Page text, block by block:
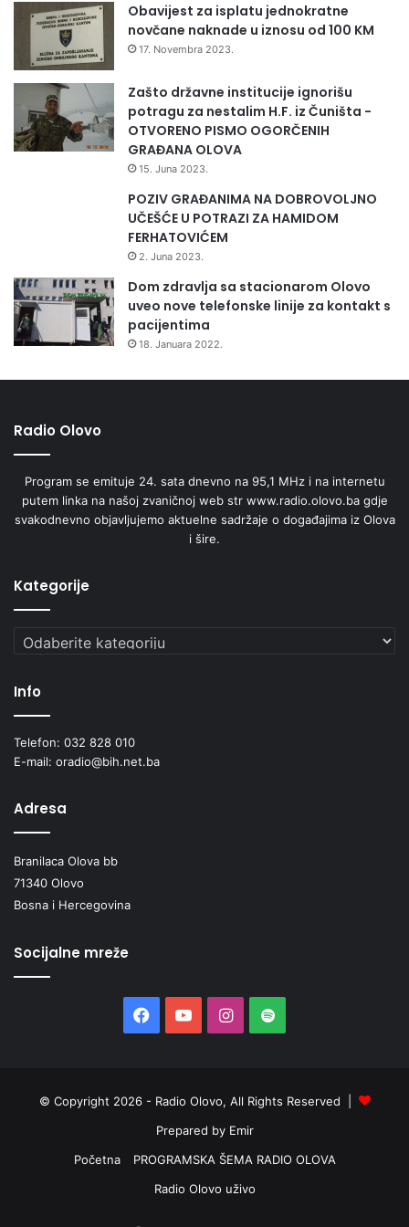
Obavijest za isplatu jednokratne
novčane naknade u iznosu od 100 KM
17. Novembra 2023.
Zašto državne institucije ignorišu
potragu za nestalim H.F. iz Čuništa -
OTVORENO PISMO OGORČENIH
GRAĐANA OLOVA
15. Juna 2023.
POZIV GRAĐANIMA NA DOBROVOLJNO
UČEŠĆE U POTRAZI ZA HAMIDOM
FERHATOVIĆEM
2. Juna 2023.
Dom zdravlja sa stacionarom Olovo
uveo nove telefonske linije za kontakt s
pacijentima
18. Januara 2022.
Radio Olovo
Program se emituje 24. sata dnevno na 95,1 MHz i na internetu
putem linka na našoj zvaničnoj web str www.radio.olovo.ba gdje
svakodnevno objavljujemo aktuelne sadržaje o događajima iz Olova
i šire.
Kategorije
Kategorije
Info
Telefon: 032 828 010
E-mail: oradio@bih.net.ba
Adresa
Branilaca Olova bb
71340 Olovo
Bosna i Hercegovina
Socijalne mreže
FacebookYouTubeInstagram
Spotify
© Copyright 2026 - Radio Olovo, All Rights Reserved |
Prepared by Emir
Početna
PROGRAMSKA ŠEMA RADIO OLOVA
Radio Olovo uživo